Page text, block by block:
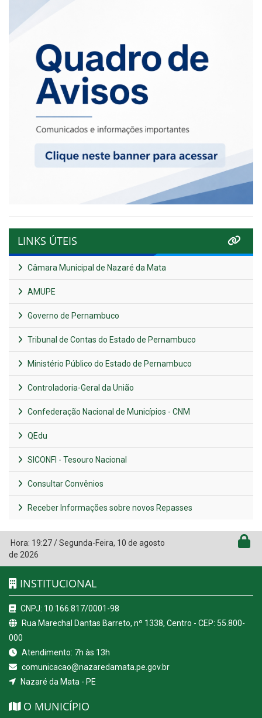
LINKS ÚTEIS
Câmara Municipal de Nazaré da Mata
AMUPE
Governo de Pernambuco
Tribunal de Contas do Estado de Pernambuco
Ministério Público do Estado de Pernambuco
Controladoria-Geral da União
Confederação Nacional de Municípios - CNM
QEdu
SICONFI - Tesouro Nacional
Consultar Convênios
Receber Informações sobre novos Repasses
Hora: 19:27/Segunda-Feira, 10 de agosto
de 2026
INSTITUCIONAL
CNPJ: 10.166.817/0001-98
Rua Marechal Dantas Barreto, nº 1338, Centro - CEP: 55.800-
000
Atendimento: 7h às 13h
comunicacao@nazaredamata.pe.gov.br
Nazaré da Mata - PE
O MUNICÍPIO